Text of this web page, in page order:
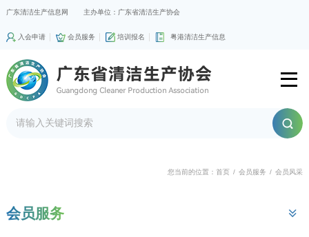
广东清洁生产信息网 主办单位：广东省清洁生产协会
入会申请 会员服务 培训报名 粤港清洁生产信息
您当前的位置：首页 / 会员服务 / 会员风采
会员服务